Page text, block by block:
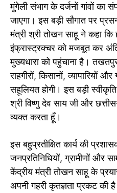
मुंगेली संभाग के दर्जनों गांवों का
जाएगा। इस बड़ी सौगात पर
मंत्री श्री तोखन साहू ने कहा कि
इंफ्रास्ट्रक्चर को मजबूत कर
मुख्यधारा को पहुंचाना है।
राहगीरों, किसानों, व्यापारियों
सहूलियत होगी। इस बड़ी
श्री विष्णु देव साय जी और
व्यक्त करता हूँ।
इस बहुप्रतीक्षित कार्य की
जनप्रतिनिधियों, ग्रामीणों और
केंद्रीय मंत्री तोखन साहू के
अपनी गहरी कृतज्ञता प्रकट की